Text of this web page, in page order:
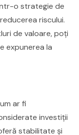
o strategie de
riscului.
de valoare, poți
expunerea la
ar fi
investiții
stabilitate și